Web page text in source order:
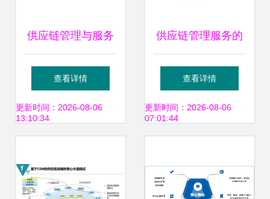
供应链管理与服务
现代化运营的核心
驱动力
查看详情
更新时间：2026-08-06
13:10:34
供应链管理服务的
价值与优化路径
查看详情
更新时间：2026-08-06
07:01:44